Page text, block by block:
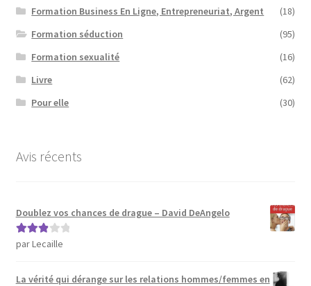
Formation Business En Ligne, Entrepreneuriat, Argent
(18)
Formation séduction
(95)
Formation sexualité
(16)
Livre
(62)
Pour elle
(30)
Avis récents
Doublez vos chances de drague – David DeAngelo
Note3
par Lecaille
La vérité qui dérange sur les relations hommes/femmes en